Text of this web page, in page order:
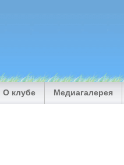
О клубе Медиагалерея